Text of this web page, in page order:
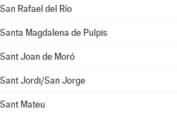
San Rafael del Río
Santa Magdalena de Pulpis
Sant Joan de Moró
Sant Jordi/San Jorge
Sant Mateu